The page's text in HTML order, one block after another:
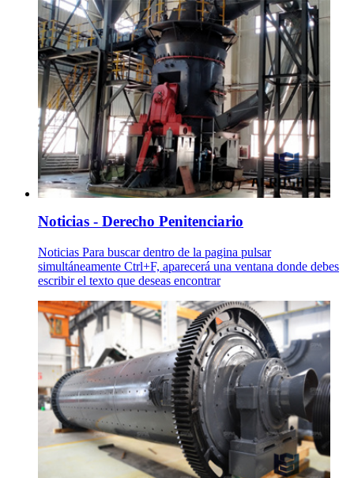
Noticias - Derecho Penitenciario
Noticias Para buscar dentro de la pagina pulsar
simultáneamente Ctrl+F, aparecerá una ventana donde debes
escribir el texto que deseas encontrar